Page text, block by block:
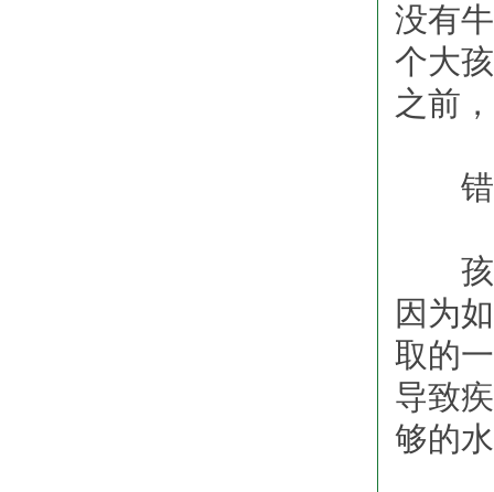
没有
个大
之前
错
孩子
因为
取的
导致
够的